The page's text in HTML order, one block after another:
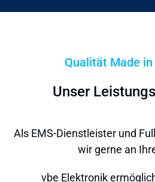
Qualität Made
Unser
Als EMS-Dienstleister und
wir gerne an
vbe Elektronik